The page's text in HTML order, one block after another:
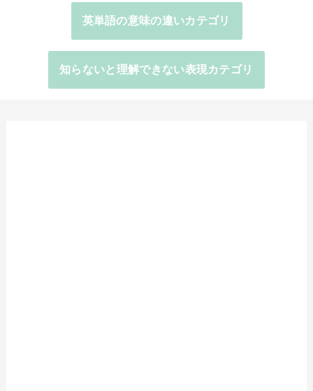
英単語の意味の違いカテゴリ
知らないと理解できない表現カテゴリ